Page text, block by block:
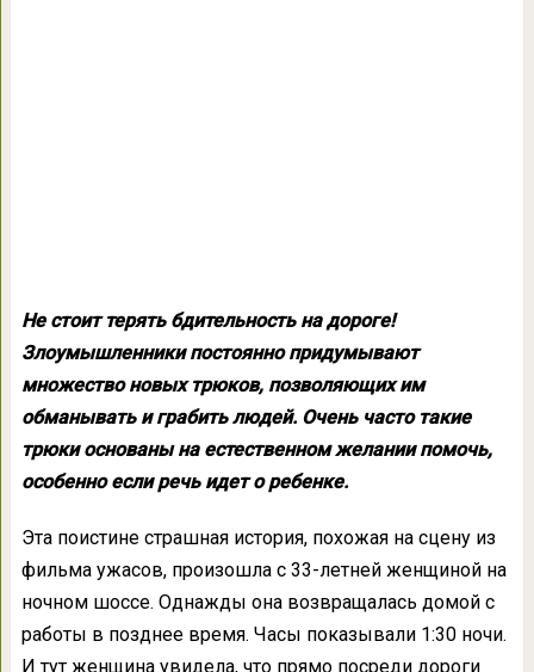
Не стоит терять бдительность на дороге!
Злоумышленники постоянно придумывают
множество новых трюков, позволяющих им
обманывать и грабить людей. Очень часто такие
трюки основаны на естественном желании помочь,
особенно если речь идет о ребенке.
Эта поистине страшная история, похожая на сцену из
фильма ужасов, произошла с 33-летней женщиной на
ночном шоссе. Однажды она возвращалась домой с
работы в позднее время. Часы показывали 1:30 ночи.
И тут женщина увидела, что прямо посреди дороги